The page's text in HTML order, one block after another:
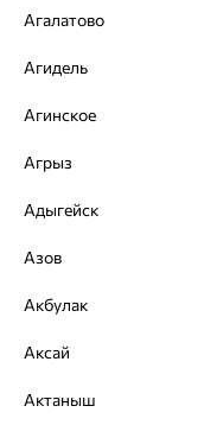
Агалатово
Агидель
Агинское
Агрыз
Адыгейск
Азов
Акбулак
Аксай
Актаныш